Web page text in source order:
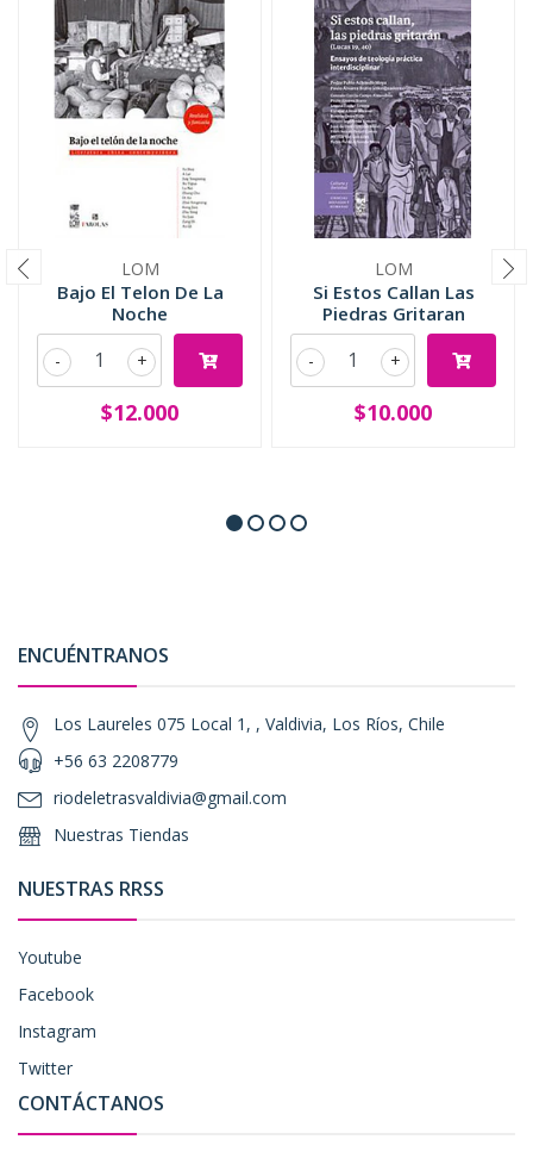
LOM
Bajo El Telon De La
Noche
+
-
$12.000
LOM
Si Estos Callan Las
Piedras Gritaran
+
-
$10.000
ENCUÉNTRANOS
Los Laureles 075 Local 1, , Valdivia, Los Ríos, Chile
+56 63 2208779
riodeletrasvaldivia@gmail.com
Nuestras Tiendas
NUESTRAS RRSS
Youtube
Facebook
Instagram
Twitter
CONTÁCTANOS